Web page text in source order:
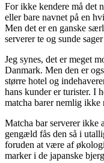
For ikke kendere må det
eller bare navnet på en
Men det er en ganske
serverer te og sunde
Jeg synes, det er meget
Danmark. Men den er
større hotel og
hans kunder er turister. I
matcha barer nemlig
Matcha bar serverer ikke
gengæld fås den så i
foruden at være af
marker i de japanske